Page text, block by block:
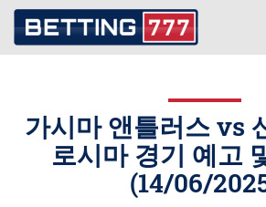
가시마 앤틀러스 vs
로시마 경기 예고
(14/06/